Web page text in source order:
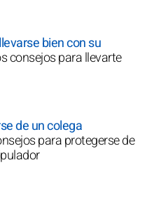
bien con su
consejos para llevarte
de un colega
para protegerse de